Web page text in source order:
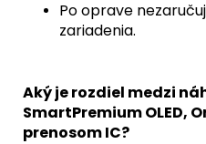
Po oprave
zariadenia.
Aký je rozdiel medzi
SmartPremium OLED,
prenosom IC?